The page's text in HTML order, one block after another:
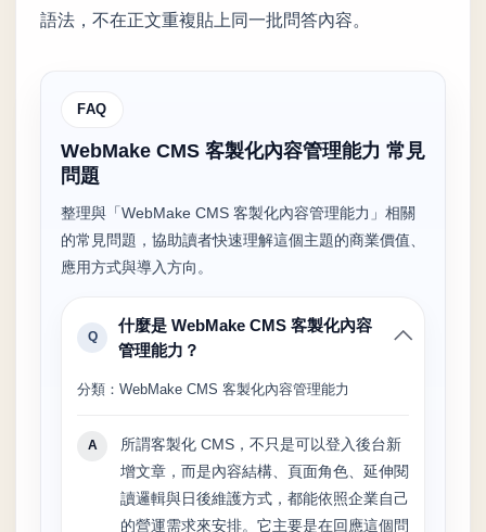
語法，不在正文重複貼上同一批問答內容。
FAQ
WebMake CMS 客製化內容管理能力 常見
問題
整理與「WebMake CMS 客製化內容管理能力」相關
的常見問題，協助讀者快速理解這個主題的商業價值、
應用方式與導入方向。
Q
什麼是 WebMake CMS 客製化內容
管理能力？
分類：WebMake CMS 客製化內容管理能力
A
所謂客製化 CMS，不只是可以登入後台新
增文章，而是內容結構、頁面角色、延伸閱
讀邏輯與日後維護方式，都能依照企業自己
的營運需求來安排。它主要是在回應這個問